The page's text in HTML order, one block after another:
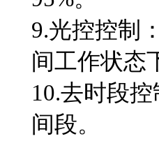
9.光控控制
间工作状态
10.去时段
间段。